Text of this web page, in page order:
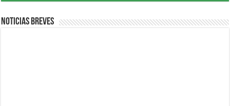
Noticias breves